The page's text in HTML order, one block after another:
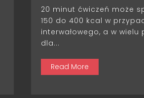
20 minut ćwiczeń może
150 do 400 kcal w
interwałowego, a w wielu
dla...
Read More